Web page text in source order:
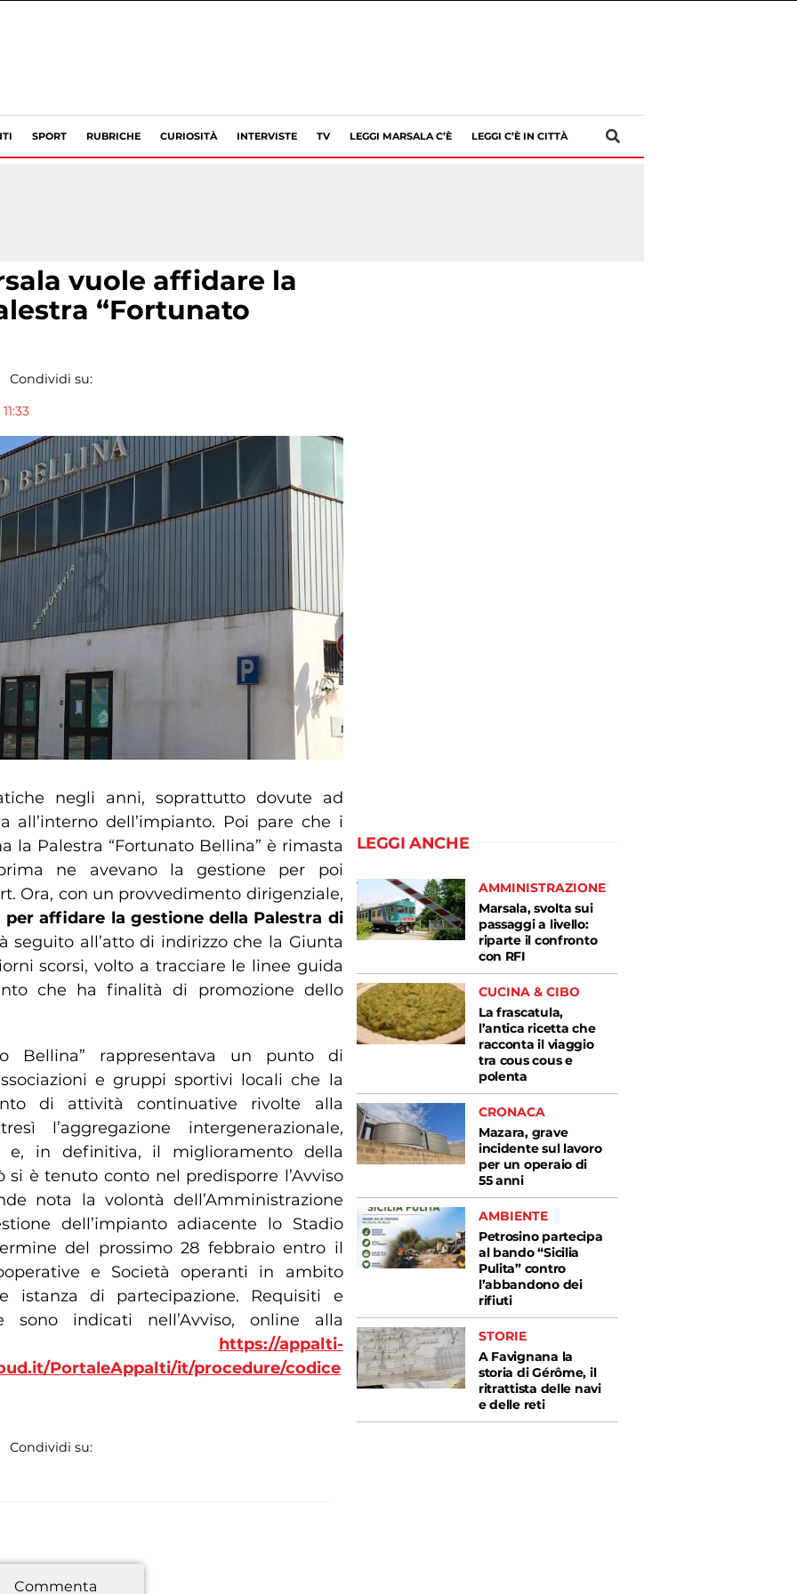
SPORT RUBRICHE CURIOSITÀ INTERVISTE TV LEGGI MARSALA C’È LEGGI C’È IN CITTÀ
vuole affidare la
“Fortunato
Condividi su:
negli anni, soprattutto dovute ad
all’interno dell’impianto. Poi pare che i
la Palestra “Fortunato Bellina” è rimasta
ne avevano la gestione per poi
Ora, con un provvedimento dirigenziale,
affidare la gestione della Palestra di
seguito all’atto di indirizzo che la Giunta
scorsi, volto a tracciare le linee guida
che ha finalità di promozione dello
Bellina” rappresentava un punto di
e gruppi sportivi locali che la
di attività continuative rivolte alla
l’aggregazione intergenerazionale,
e, in definitiva, il miglioramento della
è tenuto conto nel predisporre l’Avviso
nota la volontà dell’Amministrazione
dell’impianto adiacente lo Stadio
del prossimo 28 febbraio entro il
e Società operanti in ambito
istanza di partecipazione. Requisiti e
sono indicati nell’Avviso, online alla
https://appalti-
PortaleAppalti/it/procedure/codice
Condividi su:
Commenta
LEGGI ANCHE
AMMINISTRAZIONE
Marsala, svolta sui
passaggi a livello:
riparte il confronto
con RFI
CUCINA & CIBO
La frascatula,
l’antica ricetta che
racconta il viaggio
tra cous cous e
polenta
CRONACA
Mazara, grave
incidente sul lavoro
per un operaio di
55 anni
AMBIENTE
Petrosino partecipa
al bando “Sicilia
Pulita” contro
l’abbandono dei
rifiuti
STORIE
A Favignana la
storia di Gérôme, il
ritrattista delle navi
e delle reti